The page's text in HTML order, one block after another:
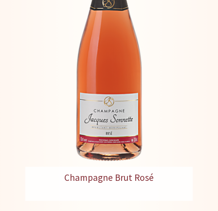
Champagne Brut Rosé